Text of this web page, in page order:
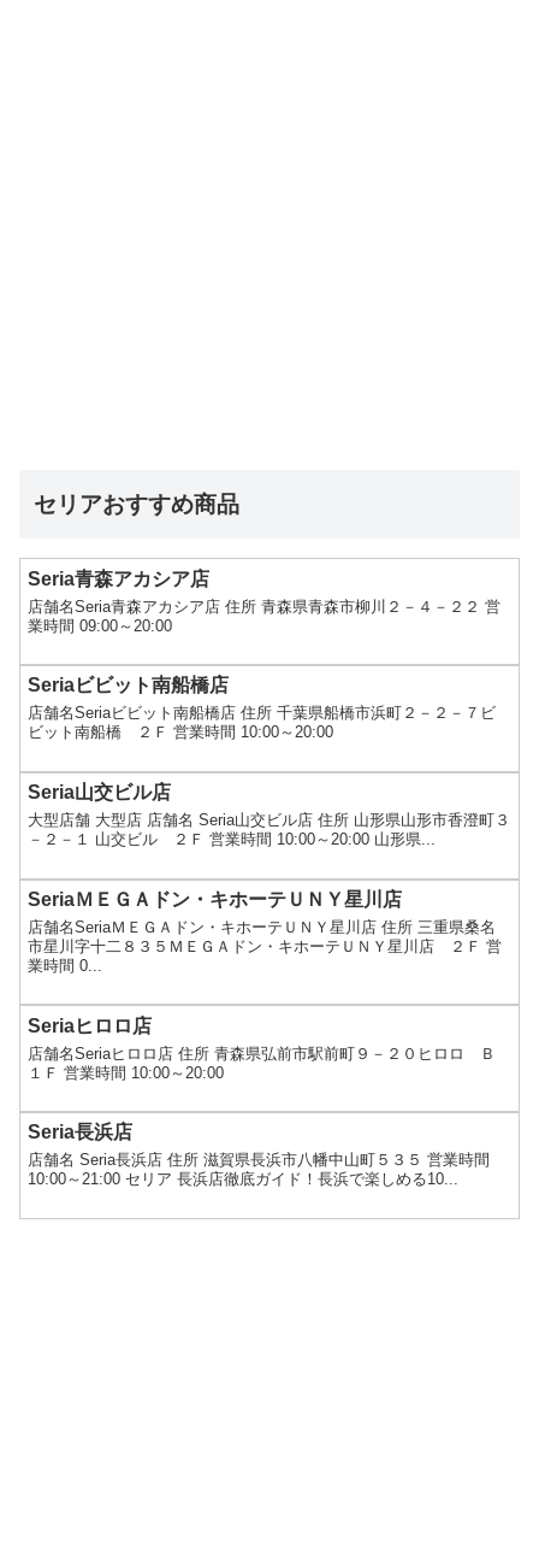
セリアおすすめ商品
Seria青森アカシア店
店舗名Seria青森アカシア店 住所 青森県青森市柳川２－４－２２ 営
業時間 09:00～20:00
Seriaビビット南船橋店
店舗名Seriaビビット南船橋店 住所 千葉県船橋市浜町２－２－７ビ
ビット南船橋 ２Ｆ 営業時間 10:00～20:00
Seria山交ビル店
大型店舗 大型店 店舗名 Seria山交ビル店 住所 山形県山形市香澄町３
－２－１ 山交ビル ２Ｆ 営業時間 10:00～20:00 山形県...
SeriaＭＥＧＡドン・キホーテＵＮＹ星川店
店舗名SeriaＭＥＧＡドン・キホーテＵＮＹ星川店 住所 三重県桑名
市星川字十二８３５ＭＥＧＡドン・キホーテＵＮＹ星川店 ２Ｆ 営
業時間 0...
Seriaヒロロ店
店舗名Seriaヒロロ店 住所 青森県弘前市駅前町９－２０ヒロロ Ｂ
１Ｆ 営業時間 10:00～20:00
Seria長浜店
店舗名 Seria長浜店 住所 滋賀県長浜市八幡中山町５３５ 営業時間
10:00～21:00 セリア 長浜店徹底ガイド！長浜で楽しめる10...